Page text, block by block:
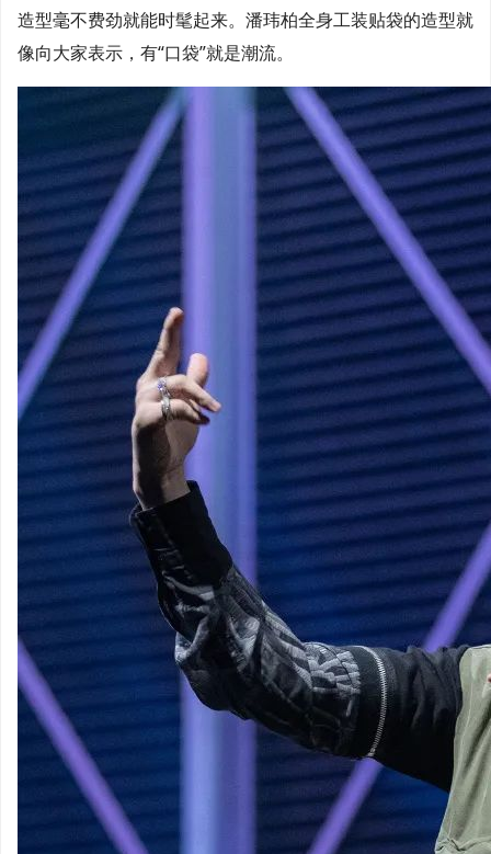
造型毫不费劲就能时髦起来。潘玮柏全身工装贴袋的造型就
像向大家表示，有“口袋”就是潮流。